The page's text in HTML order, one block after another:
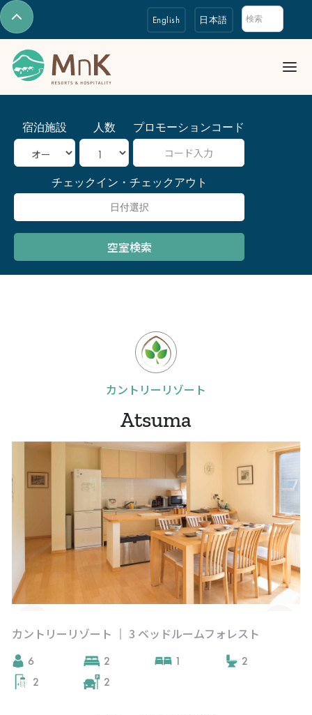
English 日本語
宿泊施設
チェックイン・チェックアウト
人数 プロモーションコード
カントリーリゾート
Atsuma
カントリーリゾート | 3 ベッドルームフォレスト
6 2 1
2
2
2